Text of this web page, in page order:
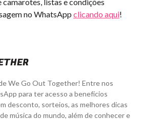
no WhatsApp clicando aqui!
We Go Out Together! Entre nos
para ter acesso a benefícios
desconto, sorteios, as melhores dicas
música do mundo, além de conhecer e